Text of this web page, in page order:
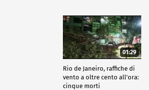
01:29
Rio de Janeiro, raffiche di
vento a oltre cento all'ora:
cinque morti